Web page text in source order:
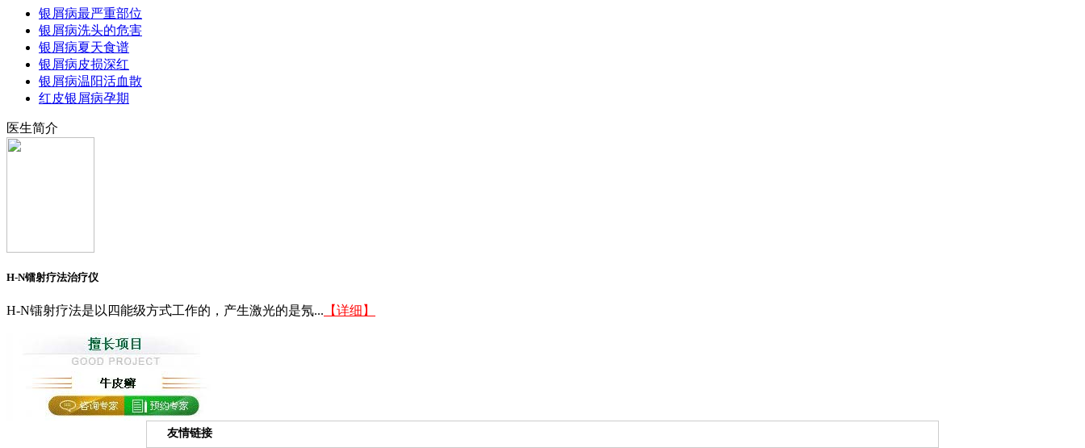
银屑病最严重部位
银屑病洗头的危害
银屑病夏天食谱
银屑病皮损深红
银屑病温阳活血散
红皮银屑病孕期
医生简介
H-N镭射疗法治疗仪
H-N镭射疗法是以四能级方式工作的，产生激光的是氖... 【详细】
友情链接